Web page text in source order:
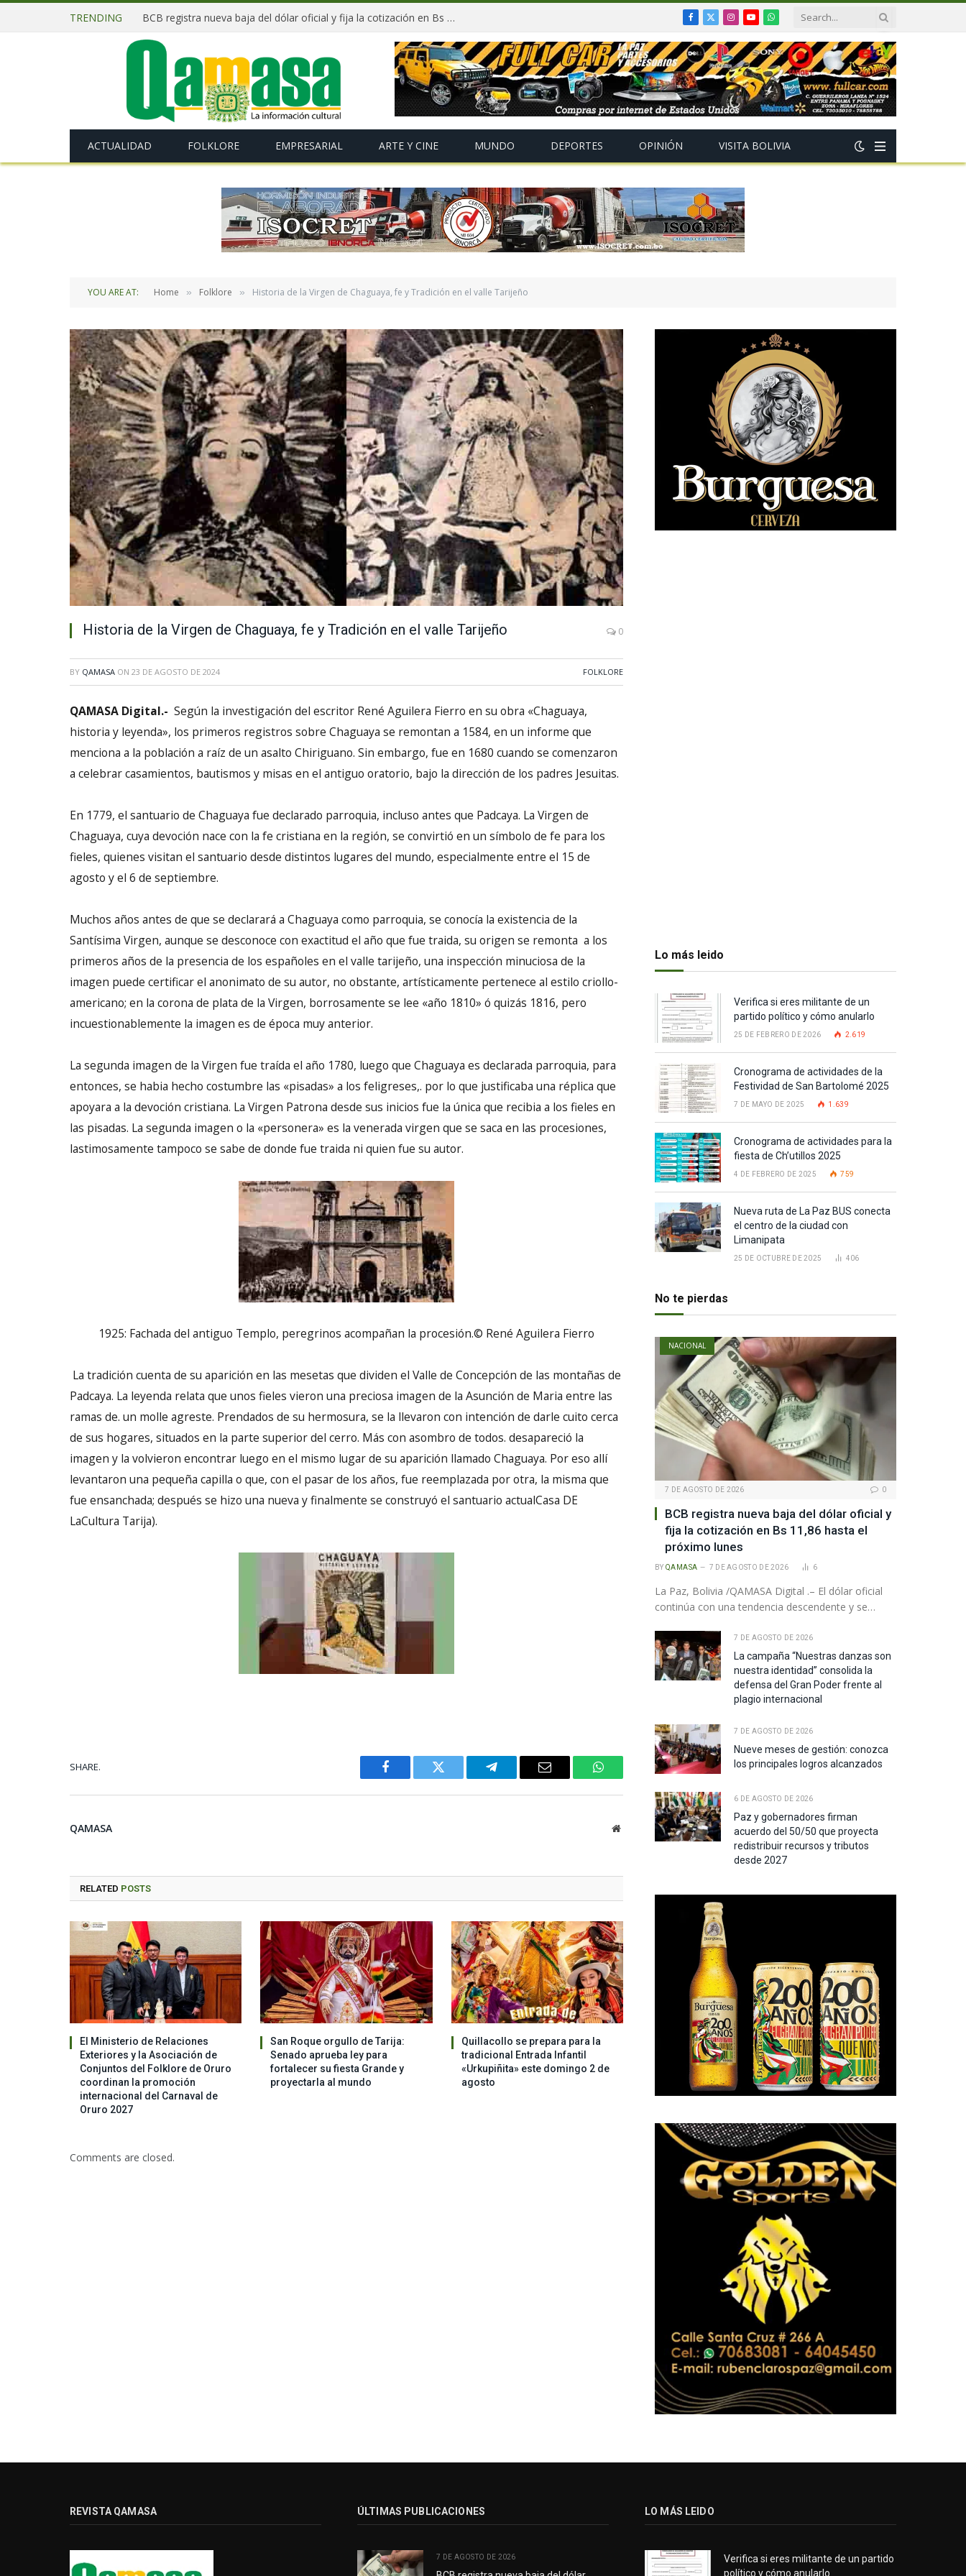
TRENDING BCB registra nueva baja del dólar oficial y fija la cotización en Bs 11,86 hasta el próximo lunes Facebook
X
(Twitter)
Instagram
YouTubeWhatsApp
ACTUALIDAD FOLKLORE EMPRESARIAL ARTE Y CINE MUNDO DEPORTES OPINIÓN VISITA BOLIVIA
YOU ARE AT: Home » Folklore » Historia de la Virgen de Chaguaya, fe y Tradición en el valle Tarijeño
Historia de la Virgen de Chaguaya, fe y Tradición en el valle Tarijeño 0
BY QAMASA ON 23 DE AGOSTO DE 2024 FOLKLORE
QAMASA Digital.- Según la investigación del escritor René Aguilera Fierro en su obra «Chaguaya,
historia y leyenda», los primeros registros sobre Chaguaya se remontan a 1584, en un informe que
menciona a la población a raíz de un asalto Chiriguano. Sin embargo, fue en 1680 cuando se comenzaron
a celebrar casamientos, bautismos y misas en el antiguo oratorio, bajo la dirección de los padres Jesuitas.
En 1779, el santuario de Chaguaya fue declarado parroquia, incluso antes que Padcaya. La Virgen de
Chaguaya, cuya devoción nace con la fe cristiana en la región, se convirtió en un símbolo de fe para los
fieles, quienes visitan el santuario desde distintos lugares del mundo, especialmente entre el 15 de
agosto y el 6 de septiembre.
Muchos años antes de que se declarará a Chaguaya como parroquia, se conocía la existencia de la
Santísima Virgen, aunque se desconoce con exactitud el año que fue traida, su origen se remonta a los
primeros años de la presencia de los españoles en el valle tarijeño, una inspección minuciosa de la
imagen puede certificar el anonimato de su autor, no obstante, artísticamente pertenece al estilo criollo-
americano; en la corona de plata de la Virgen, borrosamente se lee «año 1810» ó quizás 1816, pero
incuestionablemente la imagen es de época muy anterior.
La segunda imagen de la Virgen fue traída el año 1780, luego que Chaguaya es declarada parroquia, para
entonces, se habia hecho costumbre las «pisadas» a los feligreses,. por lo que justificaba una réplica que
apoyara a la devoción cristiana. La Virgen Patrona desde sus inicios fue la única que recibia a los fieles en
las pisadas. La segunda imagen o la «personera» es la venerada virgen que se saca en las procesiones,
lastimosamente tampoco se sabe de donde fue traida ni quien fue su autor.
1925: Fachada del antiguo Templo, peregrinos acompañan la procesión.© René Aguilera Fierro
La tradición cuenta de su aparición en las mesetas que dividen el Valle de Concepción de las montañas de
Padcaya. La leyenda relata que unos fieles vieron una preciosa imagen de la Asunción de Maria entre las
ramas de. un molle agreste. Prendados de su hermosura, se la llevaron con intención de darle cuito cerca
de sus hogares, situados en la parte superior del cerro. Más con asombro de todos. desapareció la
imagen y la volvieron encontrar luego en el mismo lugar de su aparición llamado Chaguaya. Por eso allí
levantaron una pequeña capilla o que, con el pasar de los años, fue reemplazada por otra, la misma que
fue ensanchada; después se hizo una nueva y finalmente se construyó el santuario actualCasa DE
LaCultura Tarija).
SHARE.
Facebook Twitter Telegram Email WhatsApp
QAMASA Website
RELATED POSTS
El Ministerio de Relaciones
Exteriores y la Asociación de
Conjuntos del Folklore de Oruro
coordinan la promoción
internacional del Carnaval de
Oruro 2027
San Roque orgullo de Tarija:
Senado aprueba ley para
fortalecer su fiesta Grande y
proyectarla al mundo
Quillacollo se prepara para la
tradicional Entrada Infantil
«Urkupiñita» este domingo 2 de
agosto
Comments are closed.
Lo más leido
Verifica si eres militante de un
partido político y cómo anularlo
25 DE FEBRERO DE 2026 2.619
Cronograma de actividades de la
Festividad de San Bartolomé 2025
7 DE MAYO DE 2025 1.639
Cronograma de actividades para la
fiesta de Ch’utillos 2025
4 DE FEBRERO DE 2025 759
Nueva ruta de La Paz BUS conecta
el centro de la ciudad con
Limanipata
25 DE OCTUBRE DE 2025 406
No te pierdas
NACIONAL
7 DE AGOSTO DE 2026 0
BCB registra nueva baja del dólar oficial y
fija la cotización en Bs 11,86 hasta el
próximo lunes
BY QAMASA 7 DE AGOSTO DE 2026 6
La Paz, Bolivia /QAMASA Digital .– El dólar oficial
continúa con una tendencia descendente y se…
7 DE AGOSTO DE 2026
La campaña “Nuestras danzas son
nuestra identidad” consolida la
defensa del Gran Poder frente al
plagio internacional
7 DE AGOSTO DE 2026
Nueve meses de gestión: conozca
los principales logros alcanzados
6 DE AGOSTO DE 2026
Paz y gobernadores firman
acuerdo del 50/50 que proyecta
redistribuir recursos y tributos
desde 2027
REVISTA QAMASA ÚLTIMAS PUBLICACIONES
7 DE AGOSTO DE 2026
LO MÁS LEIDO
Verifica si eres militante de un partido
político y cómo anularlo